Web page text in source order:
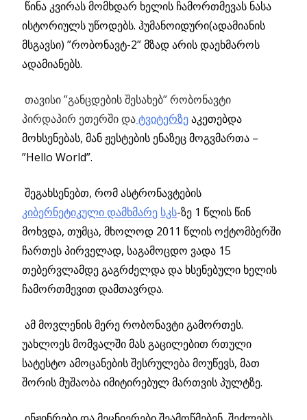
წინა კვირას მომხდარ ხელის ჩამორთმევას ნასა
ისტორიულს უწოდებს. ჰუმანოიდური(ადამიანის
მსგავსი) ”რობონავტ-2” მზად არის დაეხმაროს
ადამიანებს.
თავისი ”განცდების შესახებ” რობონავტი
პირდაპირ ეთერში დატვიტერზეაკეთებდა
მოხსენებას, მან ჟესტების ენაზეც მოგვმართა –
”Hello World”.
შეგახსენებთ, რომ ასტრონავტების
კიბერნეტიკული დამხმარე სკს-ზე 1 წლის წინ
მოხვდა, თუმცა, მხოლოდ 2011 წლის ოქტომბერში
ჩართეს პირველად, საგამოცდო ვადა 15
თებერვლამდე გაგრძელდა და ხსენებული ხელის
ჩამორთმევით დამთავრდა.
ამ მოვლენის მერე რობონავტი გამორთეს.
უახლოეს მომვალში მას გაცილებით რთული
სატესტო ამოცანების შესრულება მოუწევს, მათ
შორის მუშაობა იმიტირებულ მართვის პულტზე.